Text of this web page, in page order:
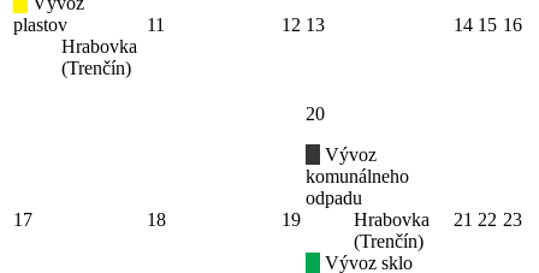
plastov
Hrabovka
(Trenčín)
11 12 13 14 15 16
17 18 19
20
Vývoz
komunálneho
odpadu
Hrabovka
(Trenčín)
Vývoz sklo
21 22 23